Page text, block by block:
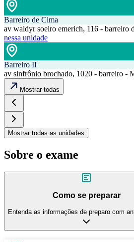
Barreiro de Cima
av waldyr soeiro emerich, 116 - barreiro
nessa unidade
Barreiro II
av sinfrônio brochado, 1020 - barreiro -
Mostrar todas
Mostrar todas as unidades
Sobre o exame
Como se preparar
Entenda as informações de preparo com